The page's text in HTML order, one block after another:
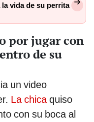
vida de su perrita
por jugar con
de su
un video
La chicaquiso
con su boca al